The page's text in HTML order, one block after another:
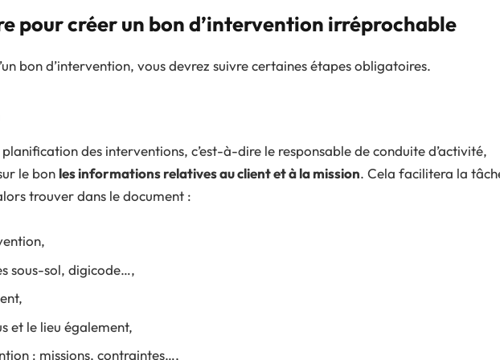
pour créer un bon d’intervention irréprochable
bon d’intervention, vous devrez suivre certaines étapes obligatoires.
des interventions, c’est-à-dire le responsable de conduite d’activité,
le bon les informations relatives au client et à la mission. Cela facilitera la
trouver dans le document :
sous-sol, digicode…,
et le lieu également,
: missions, contraintes…,